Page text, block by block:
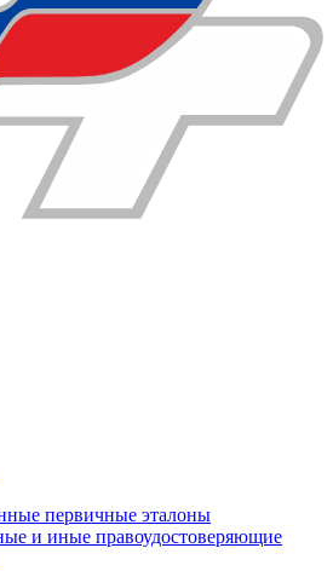
первичные эталоны
и иные правоудостоверяющие